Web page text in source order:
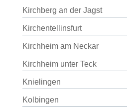
Kirchberg an der Jagst
Kirchentellinsfurt
Kirchheim am Neckar
Kirchheim unter Teck
Knielingen
Kolbingen